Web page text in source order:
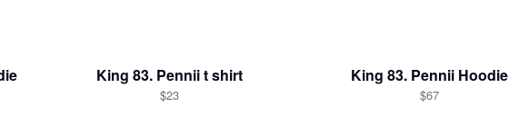
King 83. Pennii t shirt
$23
King 83. Pennii Hoodie
$67
item aan winkelwagen toegevoegd